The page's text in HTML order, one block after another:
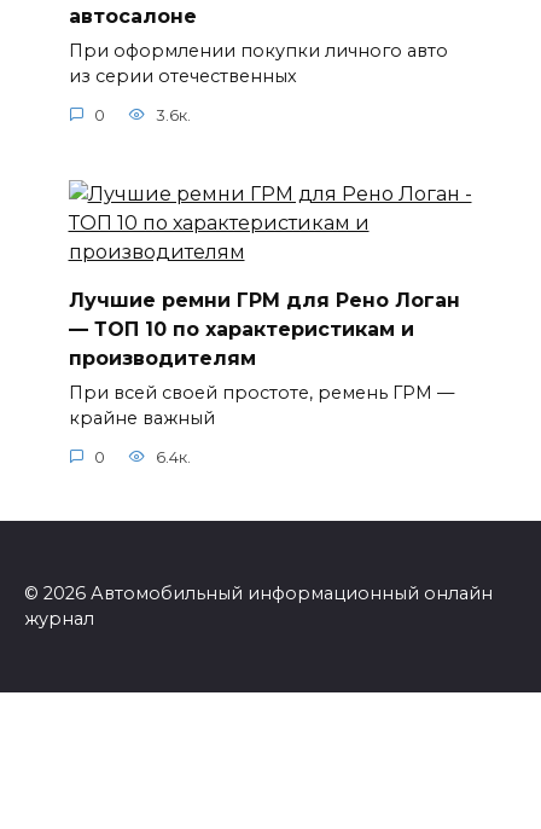
автосалоне
При оформлении покупки личного авто
из серии отечественных
0 3.6к.
Лучшие ремни ГРМ для Рено Логан
— ТОП 10 по характеристикам и
производителям
При всей своей простоте, ремень ГРМ —
крайне важный
0 6.4к.
© 2026 Автомобильный информационный онлайн
журнал